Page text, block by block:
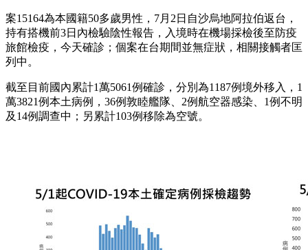
案15164為本國籍50多歲男性，7月2日自沙烏地阿拉伯返台，
持有搭機前3日內檢驗陰性報告，入境時在機場採檢後至防疫
旅館檢疫，今天確診；個案在台期間並無症狀，相關接觸者匡
列中。
截至目前國內累計1萬5061例確診，分別為1187例境外移入，1
萬3821例本土病例，36例敦睦艦隊、2例航空器感染、1例不明
及14例調查中；另累計103例移除為空號。